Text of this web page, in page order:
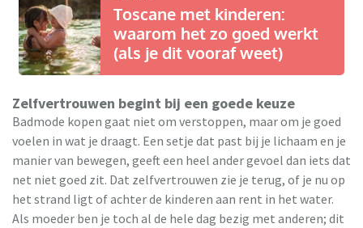
Toscane met kinderen:
waarom het zo goed werkt
(als je dit vooraf weet)
Zelfvertrouwen begint bij een goede keuze
Badmode kopen gaat niet om verstoppen, maar om je goed
voelen in wat je draagt. Een setje dat past bij je lichaam en je
manier van bewegen, geeft een heel ander gevoel dan iets dat
net niet goed zit. Dat zelfvertrouwen zie je terug, of je nu op
het strand ligt of achter de kinderen aan rent in het water.
Als moeder ben je toch al de hele dag bezig met anderen; dit